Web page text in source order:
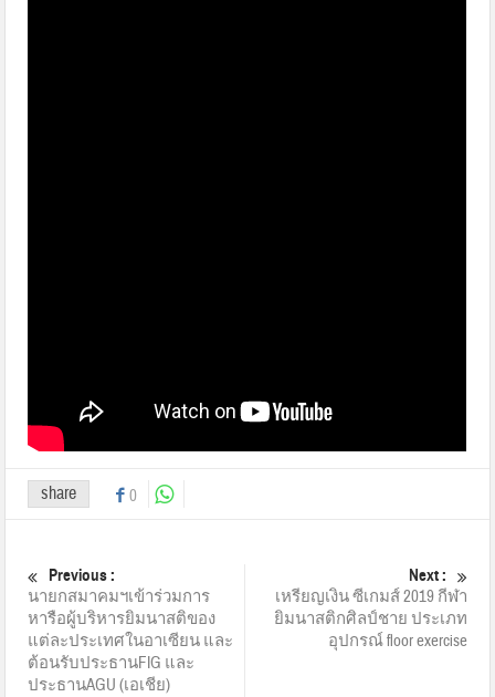
share 0
Previous :
นายกสมาคมฯเข้าร่วมการ
หารือผู้บริหารยิมนาสติของ
แต่ละประเทศในอาเซียน และ
ต้อนรับประธานFIG และ
ประธานAGU (เอเชีย)
Next :
เหรียญเงิน ซีเกมส์ 2019 กีฬา
ยิมนาสติกศิลป์ชาย ประเภท
อุปกรณ์ floor exercise